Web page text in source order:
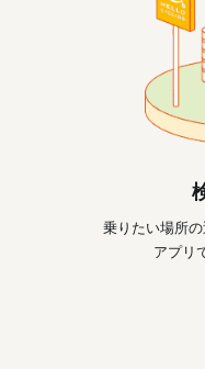
乗りたい場所
アプリ